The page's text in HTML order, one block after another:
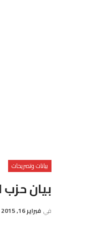
بيانات وتصريحات
بيان حزب
في فبراير 16, 2015